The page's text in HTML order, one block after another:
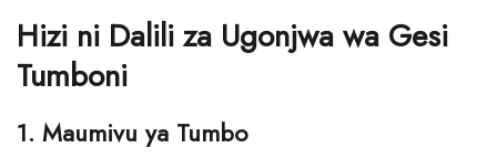
Hizi ni Dalili za Ugonjwa wa Gesi
Tumboni
1. Maumivu ya Tumbo